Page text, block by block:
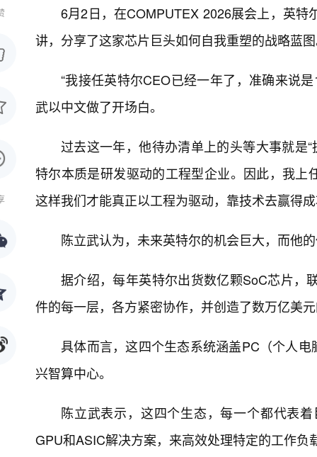
6月2日，在COMPUTEX 2026展会上，英
讲，分享了这家芯片巨头如何自我重塑的战略蓝
“我接任英特尔CEO已经一年了，准确来说
武以中文做了开场白。
过去这一年，他待办清单上的头等大事就是
特尔本质是研发驱动的工程型企业。因此，我
这样我们才能真正以工程为驱动，靠技术去赢得
陈立武认为，未来英特尔的机会巨大，而他
据介绍，每年英特尔出货数亿颗SoC芯片，
件的每一层，各方紧密协作，并创造了数万亿美
具体而言，这四个生态系统涵盖PC（个人
兴智算中心。
陈立武表示，这四个生态，每一个都代表
GPU和ASIC解决方案，来高效处理特定的工作负